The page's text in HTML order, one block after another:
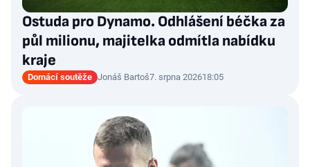
Ostuda pro Dynamo. Odhlášení béčka za
půl milionu, majitelka odmítla nabídku
kraje
Domácí soutěže Jonáš Bartoš7. srpna 202618:05